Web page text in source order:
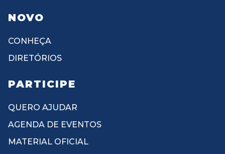
NOVO
CONHEÇA
DIRETÓRIOS
PARTICIPE
QUERO AJUDAR
AGENDA DE EVENTOS
MATERIAL OFICIAL